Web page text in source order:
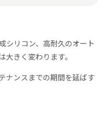
成シリコン、高耐久のオート
大きく変わります。
ナンスまでの期間を延ばす